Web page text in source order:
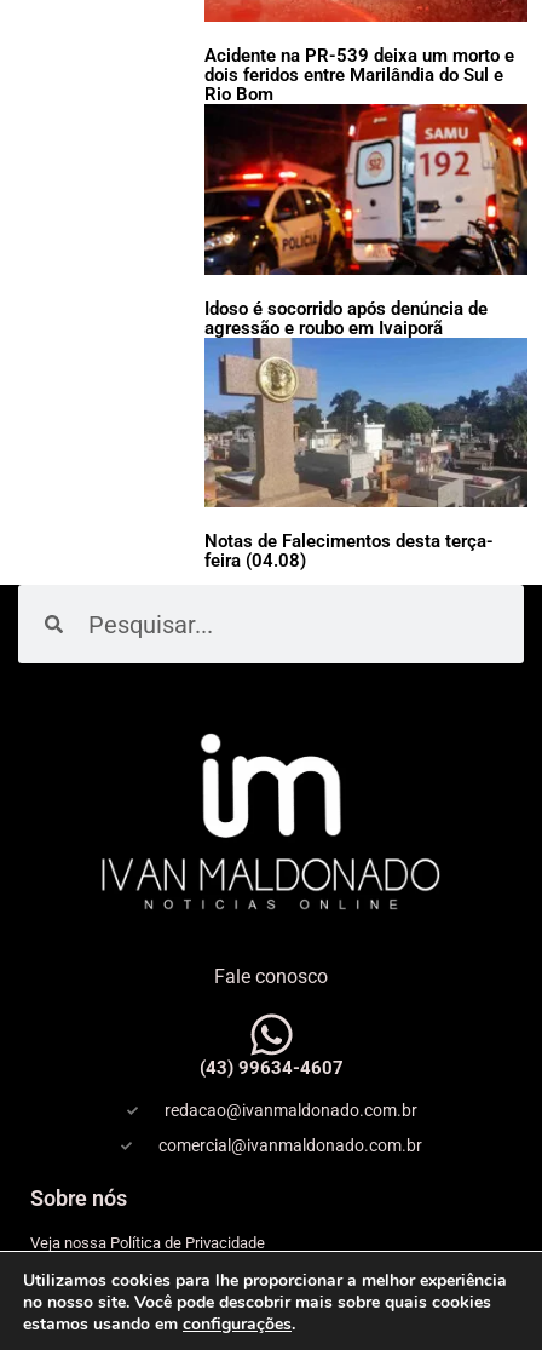
Acidente na PR-539 deixa um morto e
dois feridos entre Marilândia do Sul e
Rio Bom
Idoso é socorrido após denúncia de
agressão e roubo em Ivaiporã
Notas de Falecimentos desta terça-
feira (04.08)
Fale conosco
(43) 99634-4607
redacao@ivanmaldonado.com.br
comercial@ivanmaldonado.com.br
Sobre nós
Veja nossa Política de Privacidade
Copyright
Expediente
Utilizamos cookies para lhe proporcionar a melhor experiência
no nosso site. Você pode descobrir mais sobre quais cookies
estamos usando em configurações.